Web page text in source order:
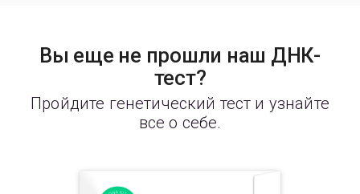
Вы еще не прошли наш ДНК-
тест?
Пройдите генетический тест и узнайте
все о себе.